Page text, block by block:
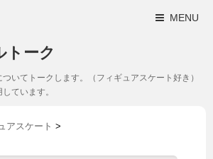
MENU
トーク
いてトークします。（フィギュアスケート好き）
ています。
アスケート >